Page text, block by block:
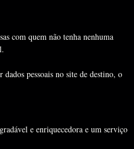
com quem não tenha nenhuma
pessoais no site de destino, o
e enriquecedora e um serviço